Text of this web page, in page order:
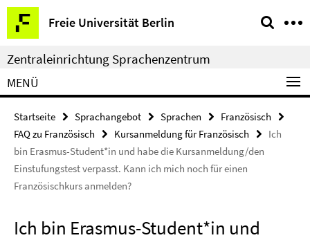
Springe
direkt
zu
Inhalt
Freie Universität Berlin
Service-
Navigation
Zentraleinrichtung Sprachenzentrum
MENÜ
Startseite Sprachangebot Sprachen
Französisch
FAQ zu Französisch
Kursanmeldung für Französisch
Ich
bin Erasmus-Student*in und habe die Kursanmeldung/den
Einstufungstest verpasst. Kann ich mich noch für einen
Französischkurs anmelden?
Ich bin Erasmus-Student*in und